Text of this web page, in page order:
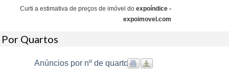
Curti a estimativa de preços de imóvel do expoíndice -
expoimovel.com
Por Quartos
Anúncios por nº de quarto